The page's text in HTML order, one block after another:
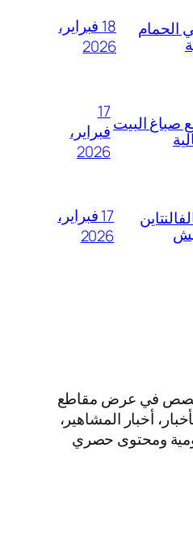
الحمام
18 فبراير،
2026
صباغ البيت
17
فبراير،
2026
17 فبراير،
2026
في عرض مقاطع
أخبار المشاهير،
ومحتوى حصري